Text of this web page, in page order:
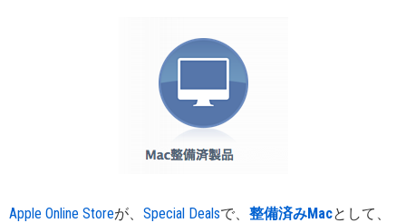
Apple Online Storeが、 Special Dealsで、 整備済みMacとして、